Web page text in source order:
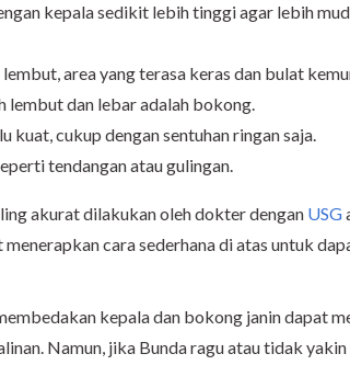
kepala sedikit lebih tinggi agar lebih
area yang terasa keras dan bulat
lembut dan lebar adalah bokong.
kuat, cukup dengan sentuhan ringan saja.
tendangan atau gulingan.
akurat dilakukan oleh dokter dengan USG
menerapkan cara sederhana di atas untuk
kepala dan bokong janin dapat
Namun, jika Bunda ragu atau tidak